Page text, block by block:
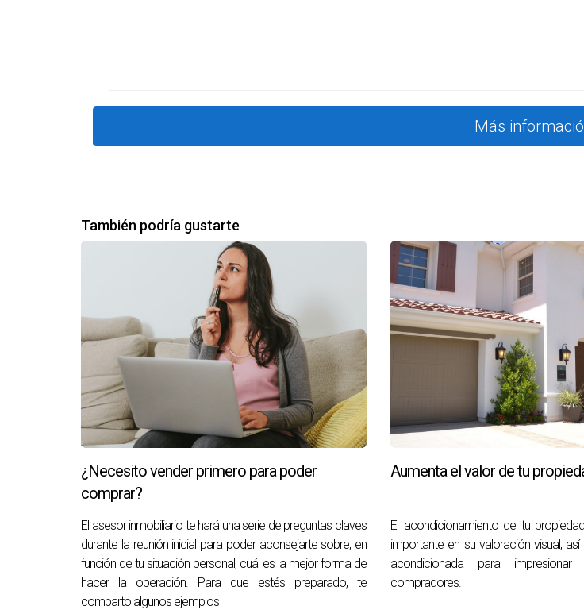
Más
También podría gustarte
¿Necesito vender primero para poder
comprar?
El asesor inmobiliario te hará una serie de preguntas claves
durante la reunión inicial para poder aconsejarte sobre, en
función de tu situación personal, cuál es la mejor forma de
hacer la operación. Para que estés preparado, te
comparto algunos ejemplos
Aumenta el valor de tu
El acondicionamiento de tu
importante en su valoración visual,
acondicionada para
compradores.